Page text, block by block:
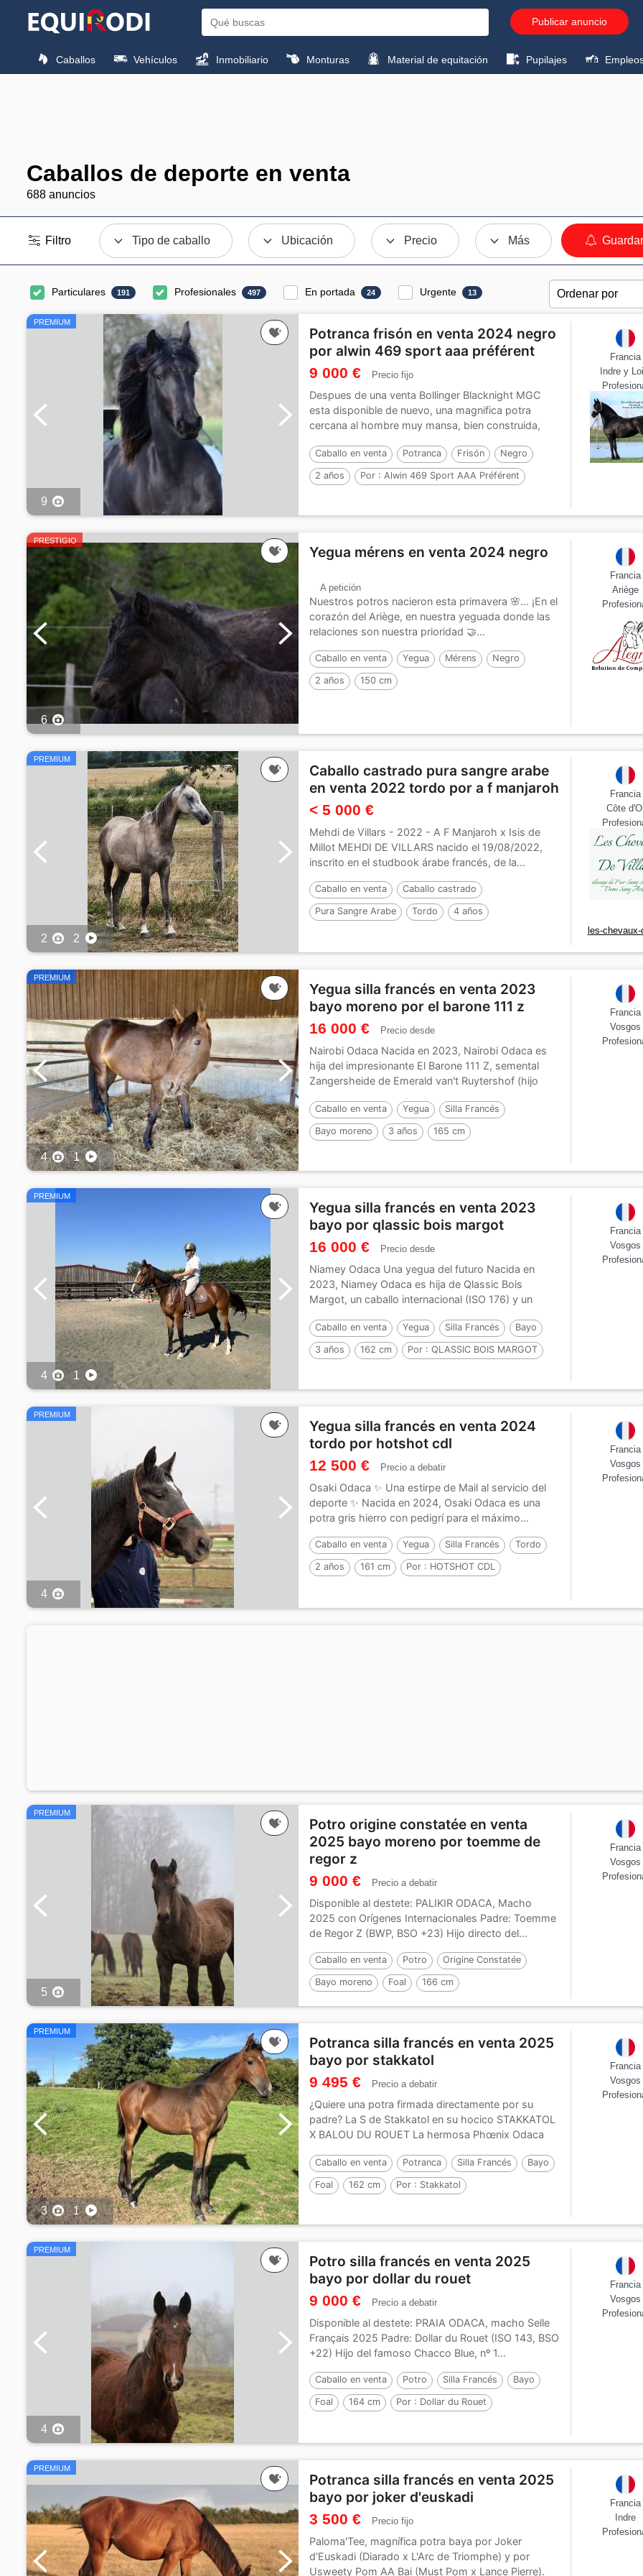
Publicar anuncio
Caballos Vehículos Inmobiliario Monturas Material de equitación Pupilajes
Caballos de deporte en venta
688 anuncios
Filtro Tipo de caballo Ubicación Precio Más
Particulares 191 Profesionales 497 En portada 24 Urgente 13
PREMIUM
9
Potranca frisón en venta 2024 negro
por alwin 469 sport aaa préférent
9 000 € Precio fijo
Despues de una venta Bollinger Blacknight MGC
esta disponible de nuevo, una magnifica potra
cercana al hombre muy mansa, bien construida,
Caballo en venta Potranca Frisón Negro
2 años Por :Alwin 469 Sport AAA Préférent
Francia
Indre y
PRESTIGIO
6
Yegua mérens en venta 2024 negro
A petición
Nuestros potros nacieron esta primavera 🌸... ¡En el
corazón del Ariège, en nuestra yeguada donde las
relaciones son nuestra prioridad 🤝...
Caballo en venta Yegua Mérens Negro
2 años 150 cm
Francia
Ariège
PREMIUM
2 2
Caballo castrado pura sangre arabe
en venta 2022 tordo por a f manjaroh
< 5 000 €
Mehdi de Villars - 2022 - A F Manjaroh x Isis de
Millot MEHDI DE VILLARS nacido el 19/08/2022,
inscrito en el studbook árabe francés, de la...
Caballo en venta Caballo castrado
Pura Sangre Arabe Tordo 4 años
Francia
Côte
les-chevaux-
PREMIUM
4 1
Yegua silla francés en venta 2023
bayo moreno por el barone 111 z
16 000 € Precio desde
Nairobi Odaca Nacida en 2023, Nairobi Odaca es
hija del impresionante El Barone 111 Z, semental
Zangersheide de Emerald van't Ruytershof (hijo
Caballo en venta Yegua Silla Francés
Bayo moreno 3 años 165 cm
Francia
Vosgos
PREMIUM
4 1
Yegua silla francés en venta 2023
bayo por qlassic bois margot
16 000 € Precio desde
Niamey Odaca Una yegua del futuro Nacida en
2023, Niamey Odaca es hija de Qlassic Bois
Margot, un caballo internacional (ISO 176) y un
Caballo en venta Yegua Silla Francés Bayo
3 años 162 cm Por :QLASSIC BOIS MARGOT
Francia
Vosgos
PREMIUM
4
Yegua silla francés en venta 2024
tordo por hotshot cdl
12 500 € Precio a debatir
Osaki Odaca ✨ Una estirpe de Mail al servicio del
deporte ✨ Nacida en 2024, Osaki Odaca es una
potra gris hierro con pedigrí para el máximo...
Caballo en venta Yegua Silla Francés Tordo
2 años 161 cm Por : HOTSHOT CDL
Francia
Vosgos
PREMIUM
5
Potro origine constatée en venta
2025 bayo moreno por toemme de
regor z
9 000 € Precio a debatir
Disponible al destete: PALIKIR ODACA, Macho
2025 con Orígenes Internacionales Padre: Toemme
de Regor Z (BWP, BSO +23) Hijo directo del...
Caballo en venta Potro Origine Constatée
Bayo moreno Foal 166 cm
Por :TOEMME DE REGOR Z
Francia
Vosgos
PREMIUM
3 1
Potranca silla francés en venta 2025
bayo por stakkatol
9 495 € Precio a debatir
¿Quiere una potra firmada directamente por su
padre? La S de Stakkatol en su hocico STAKKATOL
X BALOU DU ROUET La hermosa Phœnix Odaca
Caballo en venta Potranca Silla Francés Bayo
Foal 162 cm Por : Stakkatol
Francia
Vosgos
PREMIUM
4
Potro silla francés en venta 2025
bayo por dollar du rouet
9 000 € Precio a debatir
Disponible al destete: PRAIA ODACA, macho Selle
Français 2025 Padre: Dollar du Rouet (ISO 143, BSO
+22) Hijo del famoso Chacco Blue, nº 1...
Caballo en venta Potro Silla Francés Bayo
Foal 164 cm Por : Dollar du Rouet
Francia
Vosgos
PREMIUM
Potranca silla francés en venta 2025
bayo por joker d'euskadi
3 500 € Precio fijo
Paloma'Tee, magnífica potra baya por Joker
d'Euskadi (Diarado x L'Arc de Triomphe) y por
Usweety Pom AA Bai (Must Pom x Lance Pierre).
Francia
Indre